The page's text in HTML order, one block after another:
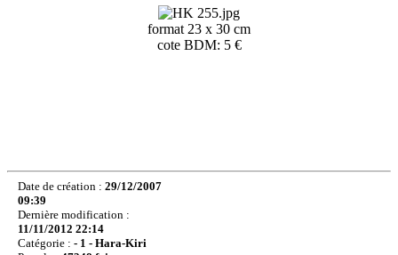
format 23 x 30 cm
cote BDM: 5 €
Date de création : 29/12/2007
09:39
Dernière modification :
11/11/2012 22:14
Catégorie : - 1 - Hara-Kiri